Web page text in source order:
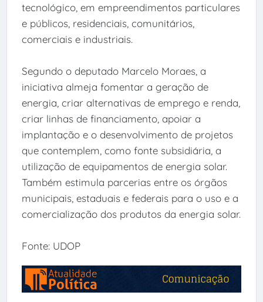
tecnológico, em empreendimentos particulares
e públicos, residenciais, comunitários,
comerciais e industriais.
Segundo o deputado Marcelo Moraes, a
iniciativa almeja fomentar a geração de
energia, criar alternativas de emprego e renda,
criar linhas de financiamento, apoiar a
implantação e o desenvolvimento de projetos
que contemplem, como fonte subsidiária, a
utilização de equipamentos de energia solar.
Também estimula parcerias entre os órgãos
municipais, estaduais e federais para o uso e a
comercialização dos produtos da energia solar.
Fonte: UDOP